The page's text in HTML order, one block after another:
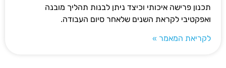
תכנון פרישה איכותי וכיצד ניתן לבנות תהליך מובנה
ואפקטיבי לקראת השנים שלאחר סיום העבודה.
לקריאת המאמר »